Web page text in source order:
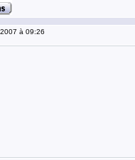
à 09:26